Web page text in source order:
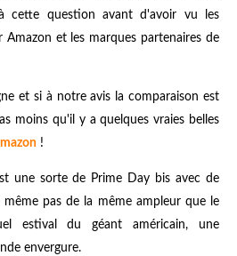
cette question avant d'avoir vu les
et les marques partenaires de
et si à notre avis la comparaison est
moins qu'il y a quelques vraies belles
!
une sorte de Prime Day bis avec de
pas de la même ampleur que le
estival du géant américain, une
envergure.